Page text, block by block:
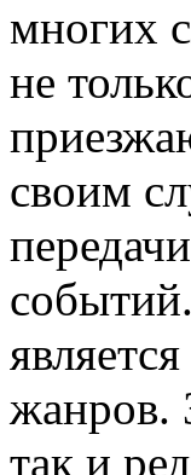
многих
не
своим
жанров.
так и